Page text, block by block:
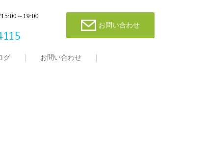
～19:00
お問い合わせ
グ お問い合わせ